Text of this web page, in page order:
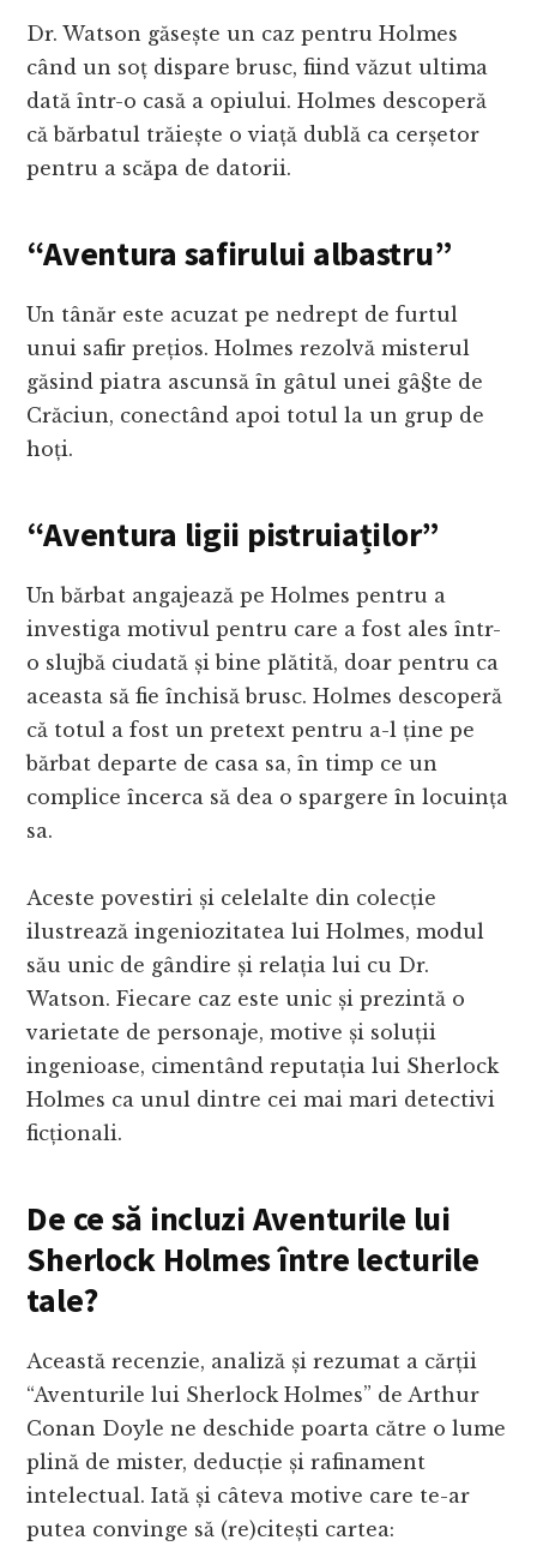
Dr. Watson găsește un caz pentru Holmes
când un soț dispare brusc, fiind văzut ultima
dată într-o casă a opiului. Holmes descoperă
că bărbatul trăiește o viață dublă ca cerșetor
pentru a scăpa de datorii.
“Aventura safirului albastru”
Un tânăr este acuzat pe nedrept de furtul
unui safir prețios. Holmes rezolvă misterul
găsind piatra ascunsă în gâtul unei gâ§te de
Crăciun, conectând apoi totul la un grup de
hoți.
“Aventura ligii pistruiaților”
Un bărbat angajează pe Holmes pentru a
investiga motivul pentru care a fost ales într-
o slujbă ciudată și bine plătită, doar pentru ca
aceasta să fie închisă brusc. Holmes descoperă
că totul a fost un pretext pentru a-l ține pe
bărbat departe de casa sa, în timp ce un
complice încerca să dea o spargere în locuința
sa.
Aceste povestiri și celelalte din colecție
ilustrează ingeniozitatea lui Holmes, modul
său unic de gândire și relația lui cu Dr.
Watson. Fiecare caz este unic și prezintă o
varietate de personaje, motive și soluții
ingenioase, cimentând reputația lui Sherlock
Holmes ca unul dintre cei mai mari detectivi
ficționali.
De ce să incluzi Aventurile lui
Sherlock Holmes între lecturile
tale?
Această recenzie, analiză și rezumat a cărții
“Aventurile lui Sherlock Holmes” de Arthur
Conan Doyle ne deschide poarta către o lume
plină de mister, deducție și rafinament
intelectual. Iată și câteva motive care te-ar
putea convinge să (re)citești cartea: